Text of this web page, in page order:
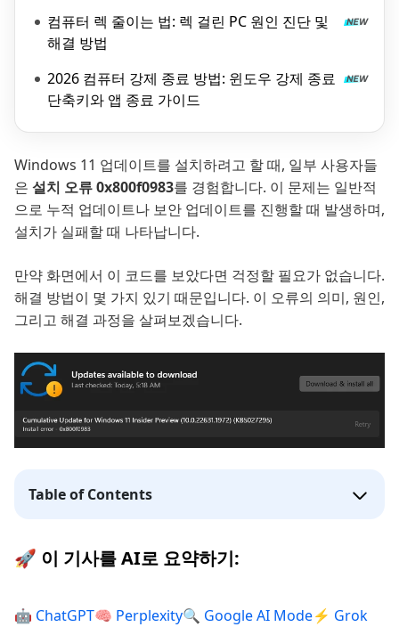
컴퓨터 렉 줄이는 법: 렉 걸린 PC 원인 진단 및
해결 방법
2026 컴퓨터 강제 종료 방법: 윈도우 강제 종료
단축키와 앱 종료 가이드
Windows 11 업데이트를 설치하려고 할 때, 일부 사용자들
은 설치 오류 0x800f0983를 경험합니다. 이 문제는 일반적
으로 누적 업데이트나 보안 업데이트를 진행할 때 발생하며,
설치가 실패할 때 나타납니다.
만약 화면에서 이 코드를 보았다면 걱정할 필요가 없습니다.
해결 방법이 몇 가지 있기 때문입니다. 이 오류의 의미, 원인,
그리고 해결 과정을 살펴보겠습니다.
Table of Contents
🚀 이 기사를 AI로 요약하기:
🤖 ChatGPT🧠 Perplexity🔍 Google AI Mode⚡ Grok